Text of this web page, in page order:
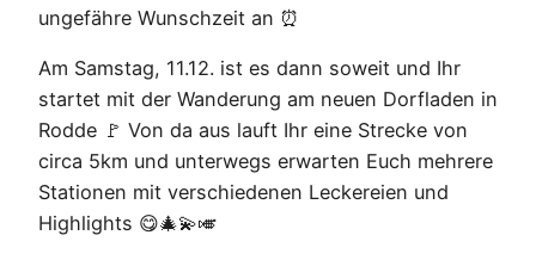
ungefähre Wunschzeit an ⏰
Am Samstag, 11.12. ist es dann soweit und Ihr
startet mit der Wanderung am neuen Dorfladen in
Rodde 🚩 Von da aus lauft Ihr eine Strecke von
circa 5km und unterwegs erwarten Euch mehrere
Stationen mit verschiedenen Leckereien und
Highlights 😋🎄💫🎺